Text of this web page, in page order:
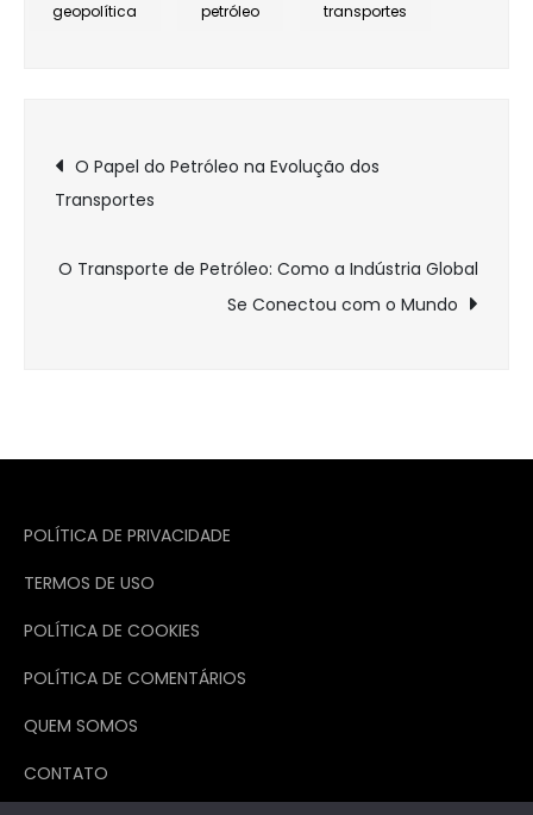
geopolítica petróleo transportes
Navegação
de
Post
O Papel do Petróleo na Evolução dos
Transportes
O Transporte de Petróleo: Como a Indústria Global
Se Conectou com o Mundo
POLÍTICA DE PRIVACIDADE
TERMOS DE USO
POLÍTICA DE COOKIES
POLÍTICA DE COMENTÁRIOS
QUEM SOMOS
CONTATO